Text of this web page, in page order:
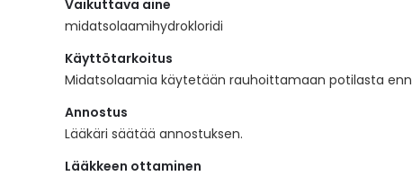
the
images
Vaikuttava aine
midatsolaamihydrokloridi
Käyttötarkoitus
Midatsolaamia käytetään rauhoittamaan potilasta
Annostus
Lääkäri säätää annostuksen.
Lääkkeen ottaminen